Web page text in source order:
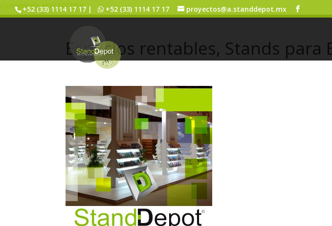
¡Comunícate HOY MISMO!
+52 (33) 1114 17 17 | +52 (33) 1114 17 17 proyectos@a.standdepot.mx
Espacios rentables, Stands para